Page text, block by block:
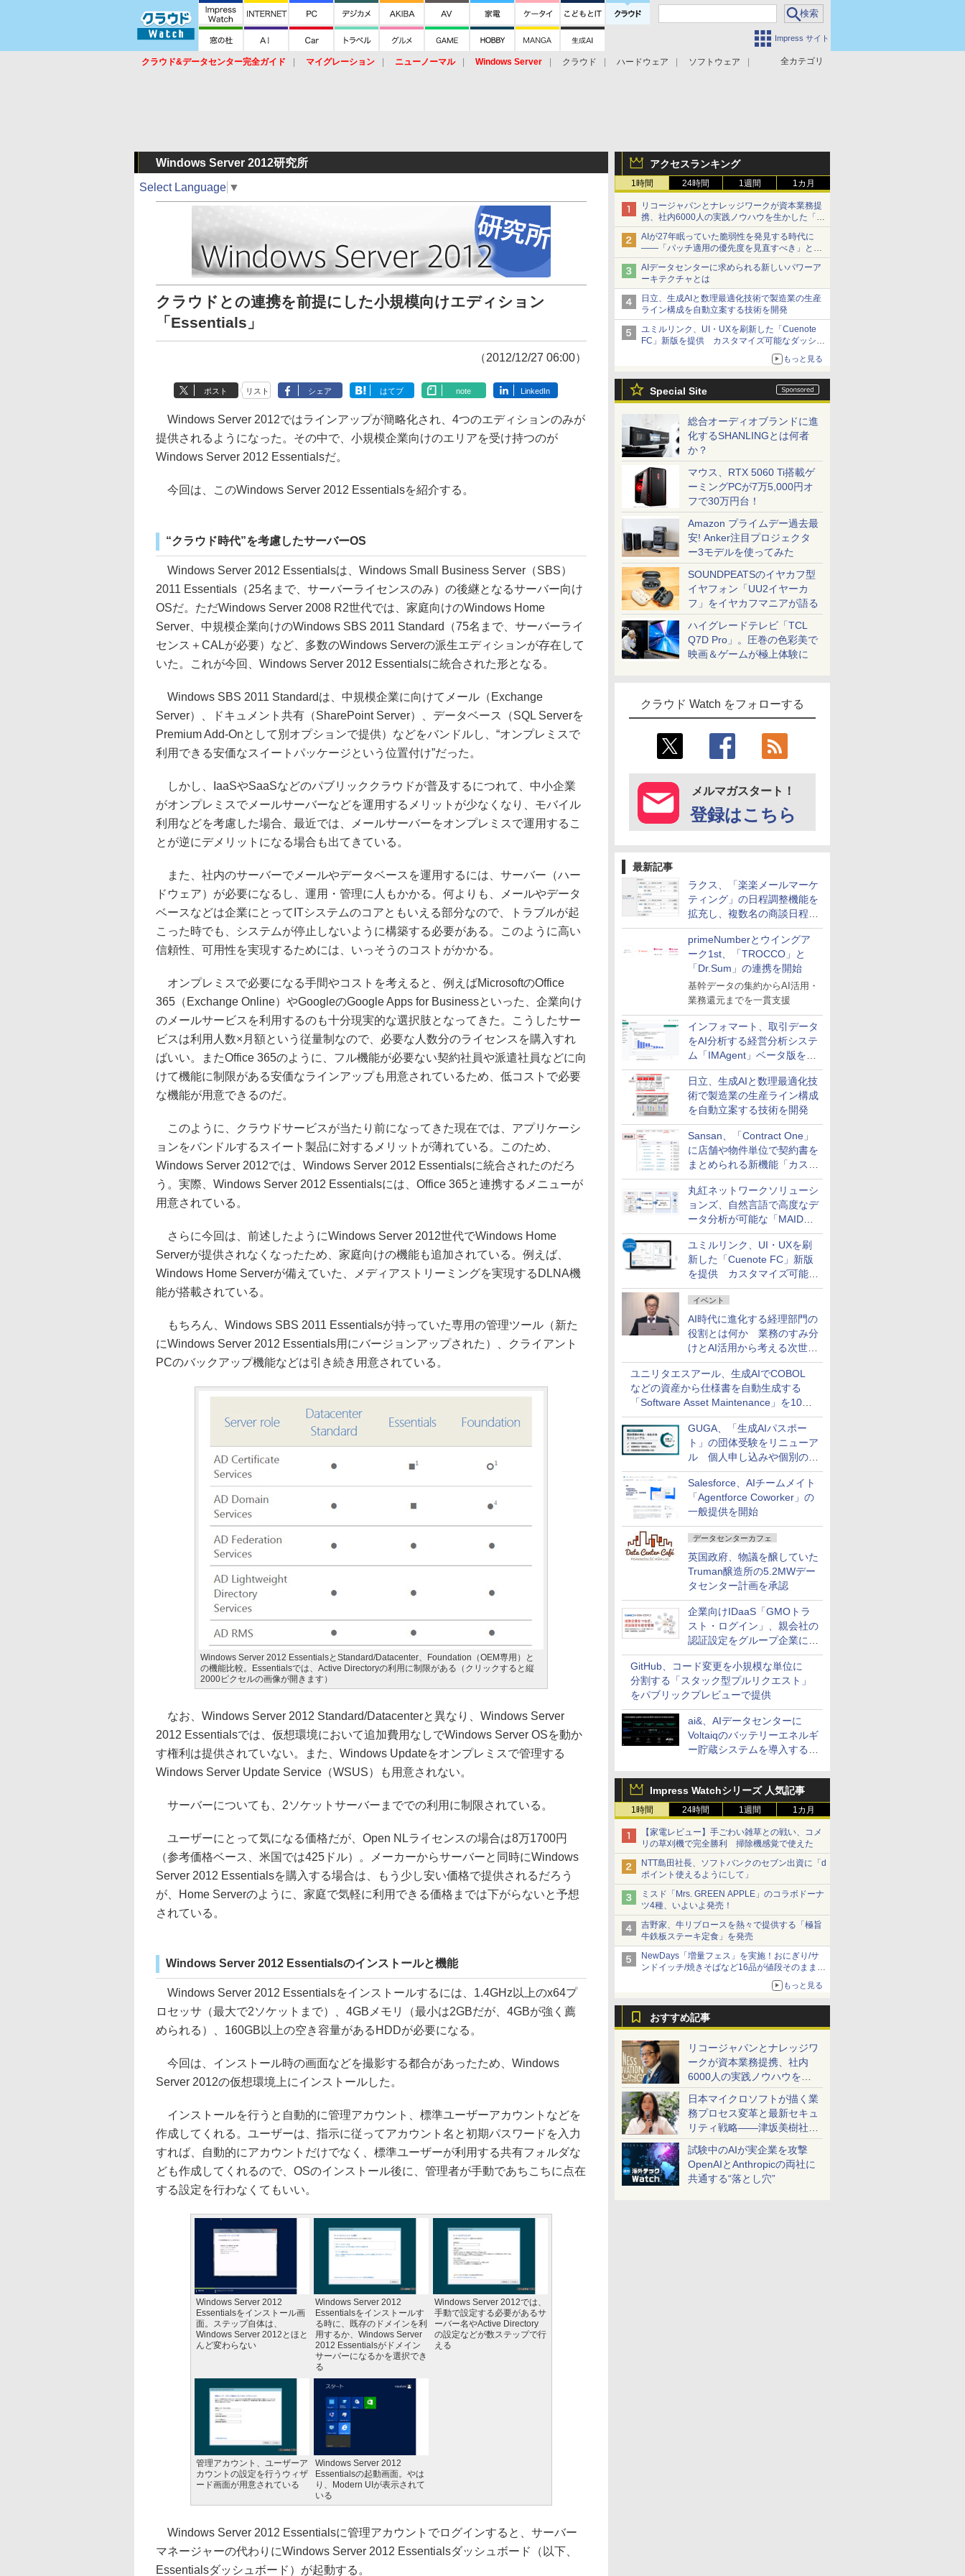
Impress サイト
全カテゴリ
クラウド&データセンター完全ガイド マイグレーション ニューノーマル Windows Server クラウド ハードウェア
ソフトウェア
アクセスランキング
1時間 24時間 1週間 1カ月
リコージャパンとナレッジワークが資本業務提
携、社内6000人の実践ノウハウを生かした「AI
商談記録 for RICOH」を展開へ
AIが27年眠っていた脆弱性を発見する時代に
――「パッチ適用の優先度を見直すべき」とセ
キュリティ専門家
AIデータセンターに求められる新しいパワーア
ーキテクチャとは
日立、生成AIと数理最適化技術で製造業の生産
ライン構成を自動立案する技術を開発
ユミルリンク、UI・UXを刷新した「Cuenote
FC」新版を提供 カスタマイズ可能なダッシュ
もっと見る
Special Site
総合オーディオブランドに進
化するSHANLINGとは何者
か？
マウス、RTX 5060 Ti搭載ゲ
ーミングPCが7万5,000円オ
フで30万円台！
Amazon プライムデー過去最
安! Anker注目プロジェクタ
ー3モデルを使ってみた
SOUNDPEATSのイヤカフ型
イヤフォン「UU2イヤーカ
フ」をイヤカフマニアが語る
ハイグレードテレビ「TCL
Q7D Pro」。圧巻の色彩美で
映画＆ゲームが極上体験に
クラウド Watch をフォローする
メルマガスタート！
登録はこちら
最新記事
ラクス、「楽楽メールマーケ
ティング」の日程調整機能を
拡充し、複数名の商談日程調
整を効率化
primeNumberとウイングア
ーク1st、「TROCCO」と
「Dr.Sum」の連携を開始
基幹データの集約からAI活用・
業務還元までを一貫支援
インフォマート、取引データ
をAI分析する経営分析システ
ム「IMAgent」ベータ版を提
供
日立、生成AIと数理最適化技
術で製造業の生産ライン構成
を自動立案する技術を開発
Sansan、「Contract One」
に店舗や物件単位で契約書を
まとめられる新機能「カスタ
ム契約ツリー」を追加
丸紅ネットワークソリューシ
ョンズ、自然言語で高度なデ
ータ分析が可能な「MAIDOA
AI ASSIST」を9月より提供
ユミルリンク、UI・UXを刷
新した「Cuenote FC」新版
を提供 カスタマイズ可能な
ダッシュボード画面を搭載
イベント
AI時代に進化する経理部門の
役割とは何か 業務のすみ分
けとAI活用から考える次世代
ファイナンス戦略
ユニリタエスアール、生成AIでCOBOL
などの資産から仕様書を自動生成する
「Software Asset Maintenance」を10月
に発売
GUGA、「生成AIパスポー
ト」の団体受験をリニューア
ル 個人申し込みや個別の支
払いなどに対応
Salesforce、AIチームメイト
「Agentforce Coworker」の
一般提供を開始
データセンターカフェ
英国政府、物議を醸していた
Truman醸造所の5.2MWデー
タセンター計画を承認
企業向けIDaaS「GMOトラ
スト・ログイン」、親会社の
認証設定をグループ企業に展
開できる新機能を提供
GitHub、コード変更を小規模な単位に
分割する「スタック型プルリクエスト」
をパブリックプレビューで提供
ai&、AIデータセンターに
Voltaiqのバッテリーエネルギ
ー貯蔵システムを導入する計
Impress Watchシリーズ 人気記事
1時間 24時間 1週間 1カ月
【家電レビュー】手ごわい雑草との戦い、コメ
リの草刈機で完全勝利 掃除機感覚で使えた
NTT島田社長、ソフトバンクのセブン出資に「d
ポイント使えるようにして」
ミスド「Mrs. GREEN APPLE」のコラボドーナ
ツ4種、いよいよ発売！
吉野家、牛リブロースを熱々で提供する「極旨
牛鉄板ステーキ定食」を発売
NewDays「増量フェス」を実施！おにぎり/サ
ンドイッチ/焼きそばなど16品が値段そのままで
もっと見る
おすすめ記事
リコージャパンとナレッジワ
ークが資本業務提携、社内
6000人の実践ノウハウを生
かした「AI商談記録 for
RICOH」を展開へ
日本マイクロソフトが描く業
務プロセス変革と最新セキュ
リティ戦略――津坂美樹社長
が2027年度戦略を説明
試験中のAIが実企業を攻撃
OpenAIとAnthropicの両社に
共通する“落とし穴”
Windows Server 2012研究所
Select Language ▼
クラウドとの連携を前提にした小規模向けエディション
「Essentials」
（2012/12/27 06:00）
ポスト リスト シェア はてブ note LinkedIn
Windows Server 2012ではラインアップが簡略化され、4つのエディションのみが
提供されるようになった。その中で、小規模企業向けのエリアを受け持つのが
Windows Server 2012 Essentialsだ。
今回は、このWindows Server 2012 Essentialsを紹介する。
“クラウド時代”を考慮したサーバーOS
Windows Server 2012 Essentialsは、Windows Small Business Server（SBS）
2011 Essentials（25名まで、サーバーライセンスのみ）の後継となるサーバー向け
OSだ。ただWindows Server 2008 R2世代では、家庭向けのWindows Home
Server、中規模企業向けのWindows SBS 2011 Standard（75名まで、サーバーライ
センス＋CALが必要）など、多数のWindows Serverの派生エディションが存在して
いた。これが今回、Windows Server 2012 Essentialsに統合された形となる。
Windows SBS 2011 Standardは、中規模企業に向けてメール（Exchange
Server）、ドキュメント共有（SharePoint Server）、データベース（SQL Serverを
Premium Add-Onとして別オプションで提供）などをバンドルし、“オンプレミスで
利用できる安価なスイートパッケージという位置付け”だった。
しかし、IaaSやSaaSなどのパブリッククラウドが普及するにつれて、中小企業
がオンプレミスでメールサーバーなどを運用するメリットが少なくなり、モバイル
利用などを考慮した場合、最近では、メールサーバーをオンプレミスで運用するこ
とが逆にデメリットになる場合も出てきている。
また、社内のサーバーでメールやデータベースを運用するには、サーバー（ハー
ドウェア）が必要になるし、運用・管理に人もかかる。何よりも、メールやデータ
ベースなどは企業にとってITシステムのコアともいえる部分なので、トラブルが起
こった時でも、システムが停止しないように構築する必要がある。このように高い
信頼性、可用性を実現するためには、いっそうのコストがかかる。
オンプレミスで必要になる手間やコストを考えると、例えばMicrosoftのOffice
365（Exchange Online）やGoogleのGoogle Apps for Businessといった、企業向け
のメールサービスを利用するのも十分現実的な選択肢となってきた。こうしたサー
ビスは利用人数×月額という従量制なので、必要な人数分のライセンスを購入すれ
ばいい。またOffice 365のように、フル機能が必要ない契約社員や派遣社員などに向
けて機能に制限がある安価なラインアップも用意されているため、低コストで必要
な機能が用意できるのだ。
このように、クラウドサービスが当たり前になってきた現在では、アプリケーシ
ョンをバンドルするスイート製品に対するメリットが薄れている。このため、
Windows Server 2012では、Windows Server 2012 Essentialsに統合されたのだろ
う。実際、Windows Server 2012 Essentialsには、Office 365と連携するメニューが
用意されている。
さらに今回は、前述したようにWindows Server 2012世代でWindows Home
Serverが提供されなくなったため、家庭向けの機能も追加されている。例えば、
Windows Home Serverが備えていた、メディアストリーミングを実現するDLNA機
能が搭載されている。
もちろん、Windows SBS 2011 Essentialsが持っていた専用の管理ツール（新た
にWindows Server 2012 Essentials用にバージョンアップされた）、クライアント
PCのバックアップ機能などは引き続き用意されている。
Windows Server 2012 EssentialsとStandard/Datacenter、Foundation（OEM専用）と
の機能比較。Essentialsでは、Active Directoryの利用に制限がある（クリックすると縦
2000ピクセルの画像が開きます）
なお、Windows Server 2012 Standard/Datacenterと異なり、Windows Server
2012 Essentialsでは、仮想環境において追加費用なしでWindows Server OSを動か
す権利は提供されていない。また、Windows Updateをオンプレミスで管理する
Windows Server Update Service（WSUS）も用意されない。
サーバーについても、2ソケットサーバーまででの利用に制限されている。
ユーザーにとって気になる価格だが、Open NLライセンスの場合は8万1700円
（参考価格ベース、米国では425ドル）。メーカーからサーバーと同時にWindows
Server 2012 Essentialsを購入する場合は、もう少し安い価格で提供されるだろう
が、Home Serverのように、家庭で気軽に利用できる価格までは下がらないと予想
されている。
Windows Server 2012 Essentialsのインストールと機能
Windows Server 2012 Essentialsをインストールするには、1.4GHz以上のx64プ
ロセッサ（最大で2ソケットまで）、4GBメモリ（最小は2GBだが、4GBが強く薦
められる）、160GB以上の空き容量があるHDDが必要になる。
今回は、インストール時の画面などを撮影する都合があったため、Windows
Server 2012の仮想環境上にインストールした。
インストールを行うと自動的に管理アカウント、標準ユーザーアカウントなどを
作成してくれる。ユーザーは、指示に従ってアカウント名と初期パスワードを入力
すれば、自動的にアカウントだけでなく、標準ユーザーが利用する共有フォルダな
ども作成してくれるので、OSのインストール後に、管理者が手動であちこちに点在
する設定を行わなくてもいい。
Windows Server 2012
Essentialsをインストール画
面。ステップ自体は、
Windows Server 2012とほと
んど変わらない
Windows Server 2012
Essentialsをインストールす
る時に、既存のドメインを利
用するか、Windows Server
2012 Essentialsがドメイン
サーバーになるかを選択でき
る
Windows Server 2012では、
手動で設定する必要があるサ
ーバー名やActive Directory
の設定などが数ステップで行
える
管理アカウント、ユーザーア
カウントの設定を行うウィザ
ード画面が用意されている
Windows Server 2012
Essentialsの起動画面。やは
り、Modern UIが表示されて
いる
Windows Server 2012 Essentialsに管理アカウントでログインすると、サーバー
マネージャーの代わりにWindows Server 2012 Essentialsダッシュボード（以下、
Essentialsダッシュボード）が起動する。